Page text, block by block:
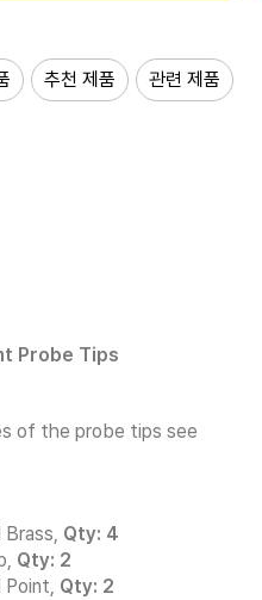
추천 제품 관련 제품
Probe Tips
of the probe tips see
Qty: 4
Qty: 2
Point, Qty: 2